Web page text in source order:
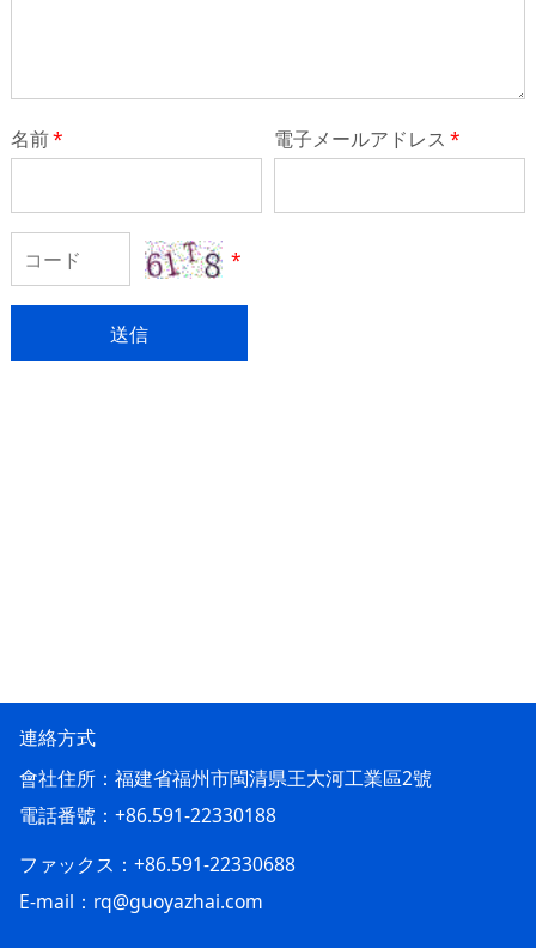
名前* 電子メールアドレス *
*
送信
連絡方式
會社住所：福建省福州市閩清県王大河工業區2號
電話番號：+86.591-22330188
ファックス：+86.591-22330688
E-mail：rq@guoyazhai.com